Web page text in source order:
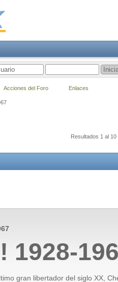
Resultados 1 al 10
1928-
gran libertador del siglo XX,
Acciones del Foro Enlaces